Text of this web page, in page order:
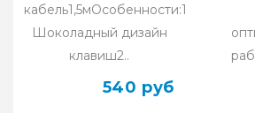
кабель1,5мОсобенности:1.
Шоколадный дизайн
клавиш2..
540 руб